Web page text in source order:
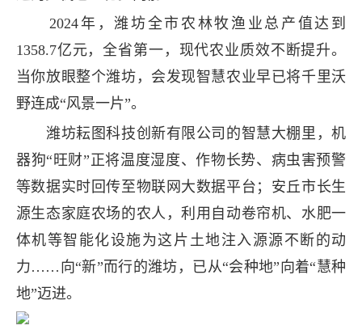
2024年，潍坊全市农林牧渔业总产值达到
1358.7亿元，全省第一，现代农业质效不断提升。
当你放眼整个潍坊，会发现智慧农业早已将千里沃
野连成“风景一片”。
潍坊耘图科技创新有限公司的智慧大棚里，机
器狗“旺财”正将温度湿度、作物长势、病虫害预警
等数据实时回传至物联网大数据平台；安丘市长生
源生态家庭农场的农人，利用自动卷帘机、水肥一
体机等智能化设施为这片土地注入源源不断的动
力……向“新”而行的潍坊，已从“会种地”向着“慧种
地”迈进。